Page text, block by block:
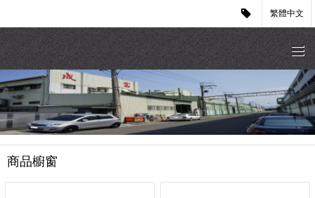
繁體中文
商品櫥窗